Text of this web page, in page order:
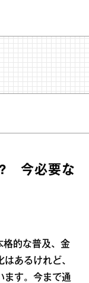
今必要な
格的な普及、金
あるけれど、
ます。今まで通